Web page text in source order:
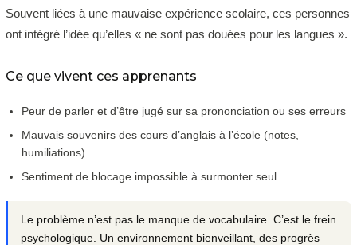
Souvent liées à une mauvaise expérience scolaire, ces personnes
ont intégré l’idée qu’elles « ne sont pas douées pour les langues ».
Ce que vivent ces apprenants
Peur de parler et d’être jugé sur sa prononciation ou ses erreurs
Mauvais souvenirs des cours d’anglais à l’école (notes,
humiliations)
Sentiment de blocage impossible à surmonter seul
Le problème n’est pas le manque de vocabulaire. C’est le frein
psychologique. Un environnement bienveillant, des progrès